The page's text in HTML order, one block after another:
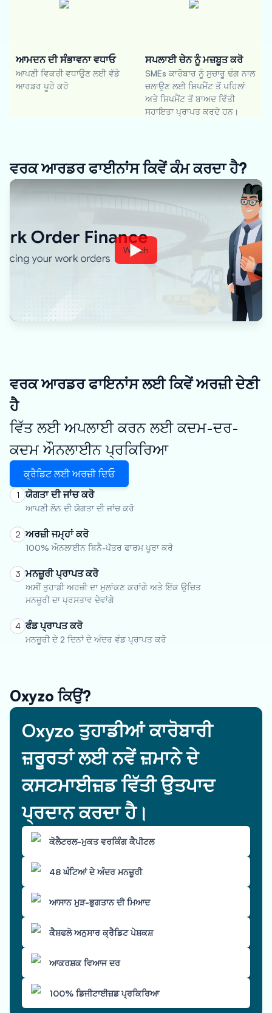
ਆਮਦਨ ਦੀ ਸੰਭਾਵਨਾ ਵਧਾਓ
ਆਪਣੀ ਵਿਕਰੀ ਵਧਾਉਣ ਲਈ ਵੱਡੇ
ਆਰਡਰ ਪੂਰੇ ਕਰੋ
ਸਪਲਾਈ ਚੇਨ ਨੂੰ ਮਜ਼ਬੂਤ ਕਰੋ
SMEs ਕਾਰੋਬਾਰ ਨੂੰ ਸੁਚਾਰੂ ਢੰਗ ਨਾਲ
ਚਲਾਉਣ ਲਈ ਸ਼ਿਪਮੈਂਟ ਤੋਂ ਪਹਿਲਾਂ
ਅਤੇ ਸ਼ਿਪਮੈਂਟ ਤੋਂ ਬਾਅਦ ਵਿੱਤੀ
ਸਹਾਇਤਾ ਪ੍ਰਾਪਤ ਕਰਦੇ ਹਨ।
ਵਰਕ ਆਰਡਰ ਫਾਈਨਾਂਸ ਕਿਵੇਂ ਕੰਮ ਕਰਦਾ ਹੈ?
Watch
ਵਰਕ ਆਰਡਰ ਫਾਇਨਾਂਸ ਲਈ ਕਿਵੇਂ ਅਰਜ਼ੀ ਦੇਣੀ
ਹੈ
ਵਿੱਤ ਲਈ ਅਪਲਾਈ ਕਰਨ ਲਈ ਕਦਮ-ਦਰ-
ਕਦਮ ਔਨਲਾਈਨ ਪ੍ਰਕਿਰਿਆ
ਕ੍ਰੈਡਿਟ ਲਈ ਅਰਜ਼ੀ ਦਿਓ
1 ਯੋਗਤਾ ਦੀ ਜਾਂਚ ਕਰੋ
ਆਪਣੀ ਲੋਨ ਦੀ ਯੋਗਤਾ ਦੀ ਜਾਂਚ ਕਰੋ
2 ਅਰਜ਼ੀ ਜਮ੍ਹਾਂ ਕਰੋ
100% ਔਨਲਾਈਨ ਬਿਨੈ-ਪੱਤਰ ਫਾਰਮ ਪੂਰਾ ਕਰੋ
3 ਮਨਜ਼ੂਰੀ ਪ੍ਰਾਪਤ ਕਰੋ
ਅਸੀਂ ਤੁਹਾਡੀ ਅਰਜ਼ੀ ਦਾ ਮੁਲਾਂਕਣ ਕਰਾਂਗੇ ਅਤੇ ਇੱਕ ਉਚਿਤ
ਮਨਜ਼ੂਰੀ ਦਾ ਪ੍ਰਸਤਾਵ ਦੇਵਾਂਗੇ
4 ਫੰਡ ਪ੍ਰਾਪਤ ਕਰੋ
ਮਨਜ਼ੂਰੀ ਦੇ 2 ਦਿਨਾਂ ਦੇ ਅੰਦਰ ਵੰਡ ਪ੍ਰਾਪਤ ਕਰੋ
Oxyzo ਕਿਉਂ?
Oxyzo ਤੁਹਾਡੀਆਂ ਕਾਰੋਬਾਰੀ
ਜ਼ਰੂਰਤਾਂ ਲਈ ਨਵੇਂ ਜ਼ਮਾਨੇ ਦੇ
ਕਸਟਮਾਈਜ਼ਡ ਵਿੱਤੀ ਉਤਪਾਦ
ਪ੍ਰਦਾਨ ਕਰਦਾ ਹੈ।
ਕੋਲੈਟਰਲ-ਮੁਕਤ ਵਰਕਿੰਗ ਕੈਪੀਟਲ
48 ਘੰਟਿਆਂ ਦੇ ਅੰਦਰ ਮਨਜ਼ੂਰੀ
ਆਸਾਨ ਮੁੜ-ਭੁਗਤਾਨ ਦੀ ਮਿਆਦ
ਕੈਸ਼ਫਲੋ ਅਨੁਸਾਰ ਕ੍ਰੈਡਿਟ ਪੇਸ਼ਕਸ਼
ਆਕਰਸ਼ਕ ਵਿਆਜ ਦਰ
100% ਡਿਜੀਟਾਈਜ਼ਡ ਪ੍ਰਕਿਰਿਆ